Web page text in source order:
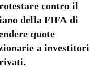
contro il
della FIFA di
quote
a investitori